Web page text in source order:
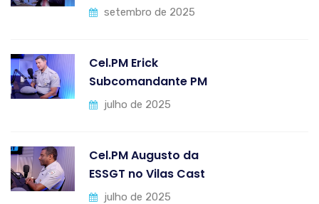
setembro de 2025
Cel.PM Erick
Subcomandante PM
julho de 2025
Cel.PM Augusto da
ESSGT no Vilas Cast
julho de 2025